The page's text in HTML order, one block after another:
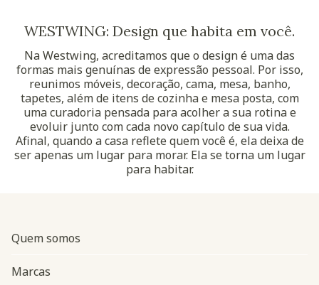
WESTWING: Design que habita em você.
Na Westwing, acreditamos que o design é uma das
formas mais genuínas de expressão pessoal. Por isso,
reunimos móveis, decoração, cama, mesa, banho,
tapetes, além de itens de cozinha e mesa posta, com
uma curadoria pensada para acolher a sua rotina e
evoluir junto com cada novo capítulo de sua vida.
Afinal, quando a casa reflete quem você é, ela deixa de
ser apenas um lugar para morar. Ela se torna um lugar
para habitar.
Quem somos
Marcas